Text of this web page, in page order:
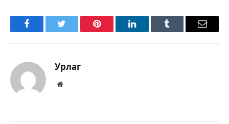
FacebookTwitter Pinterest LinkedInTumblr Имэйл
Урлаг
Вэбсайт